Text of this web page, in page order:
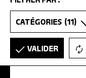
CATÉGORIES (11)
VALIDER